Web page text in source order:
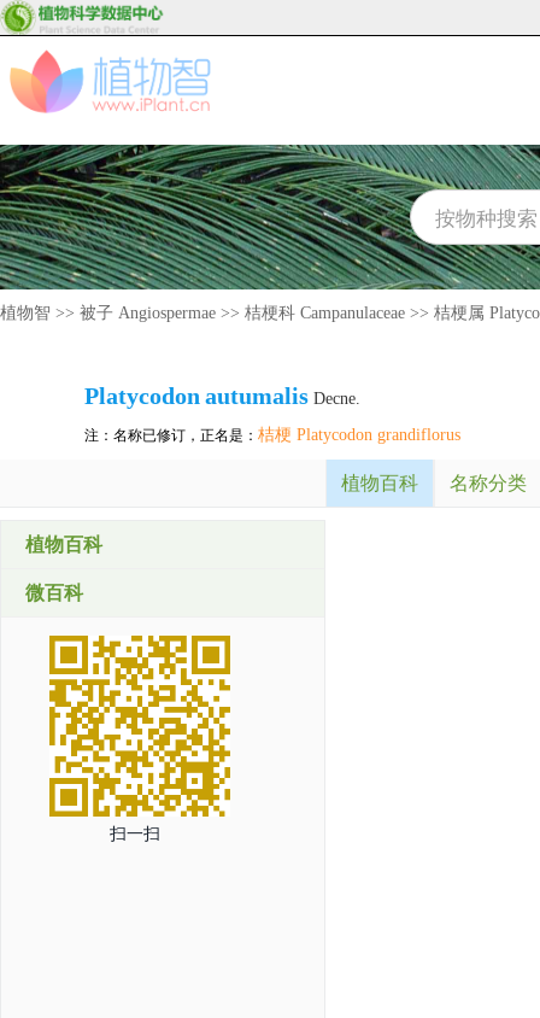
植物智 >> 被子 Angiospermae >> 桔梗科 Campanulaceae >> 桔梗属
Platycodon autumalis Decne.
注：名称已修订，正名是： 桔梗 Platycodon grandiflorus
植物百科 名称分类
植物百科
微百科
扫一扫